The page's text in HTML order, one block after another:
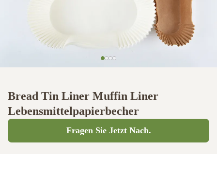
Bread Tin Liner Muffin Liner
Lebensmittelpapierbecher
Fragen Sie Jetzt Nach.